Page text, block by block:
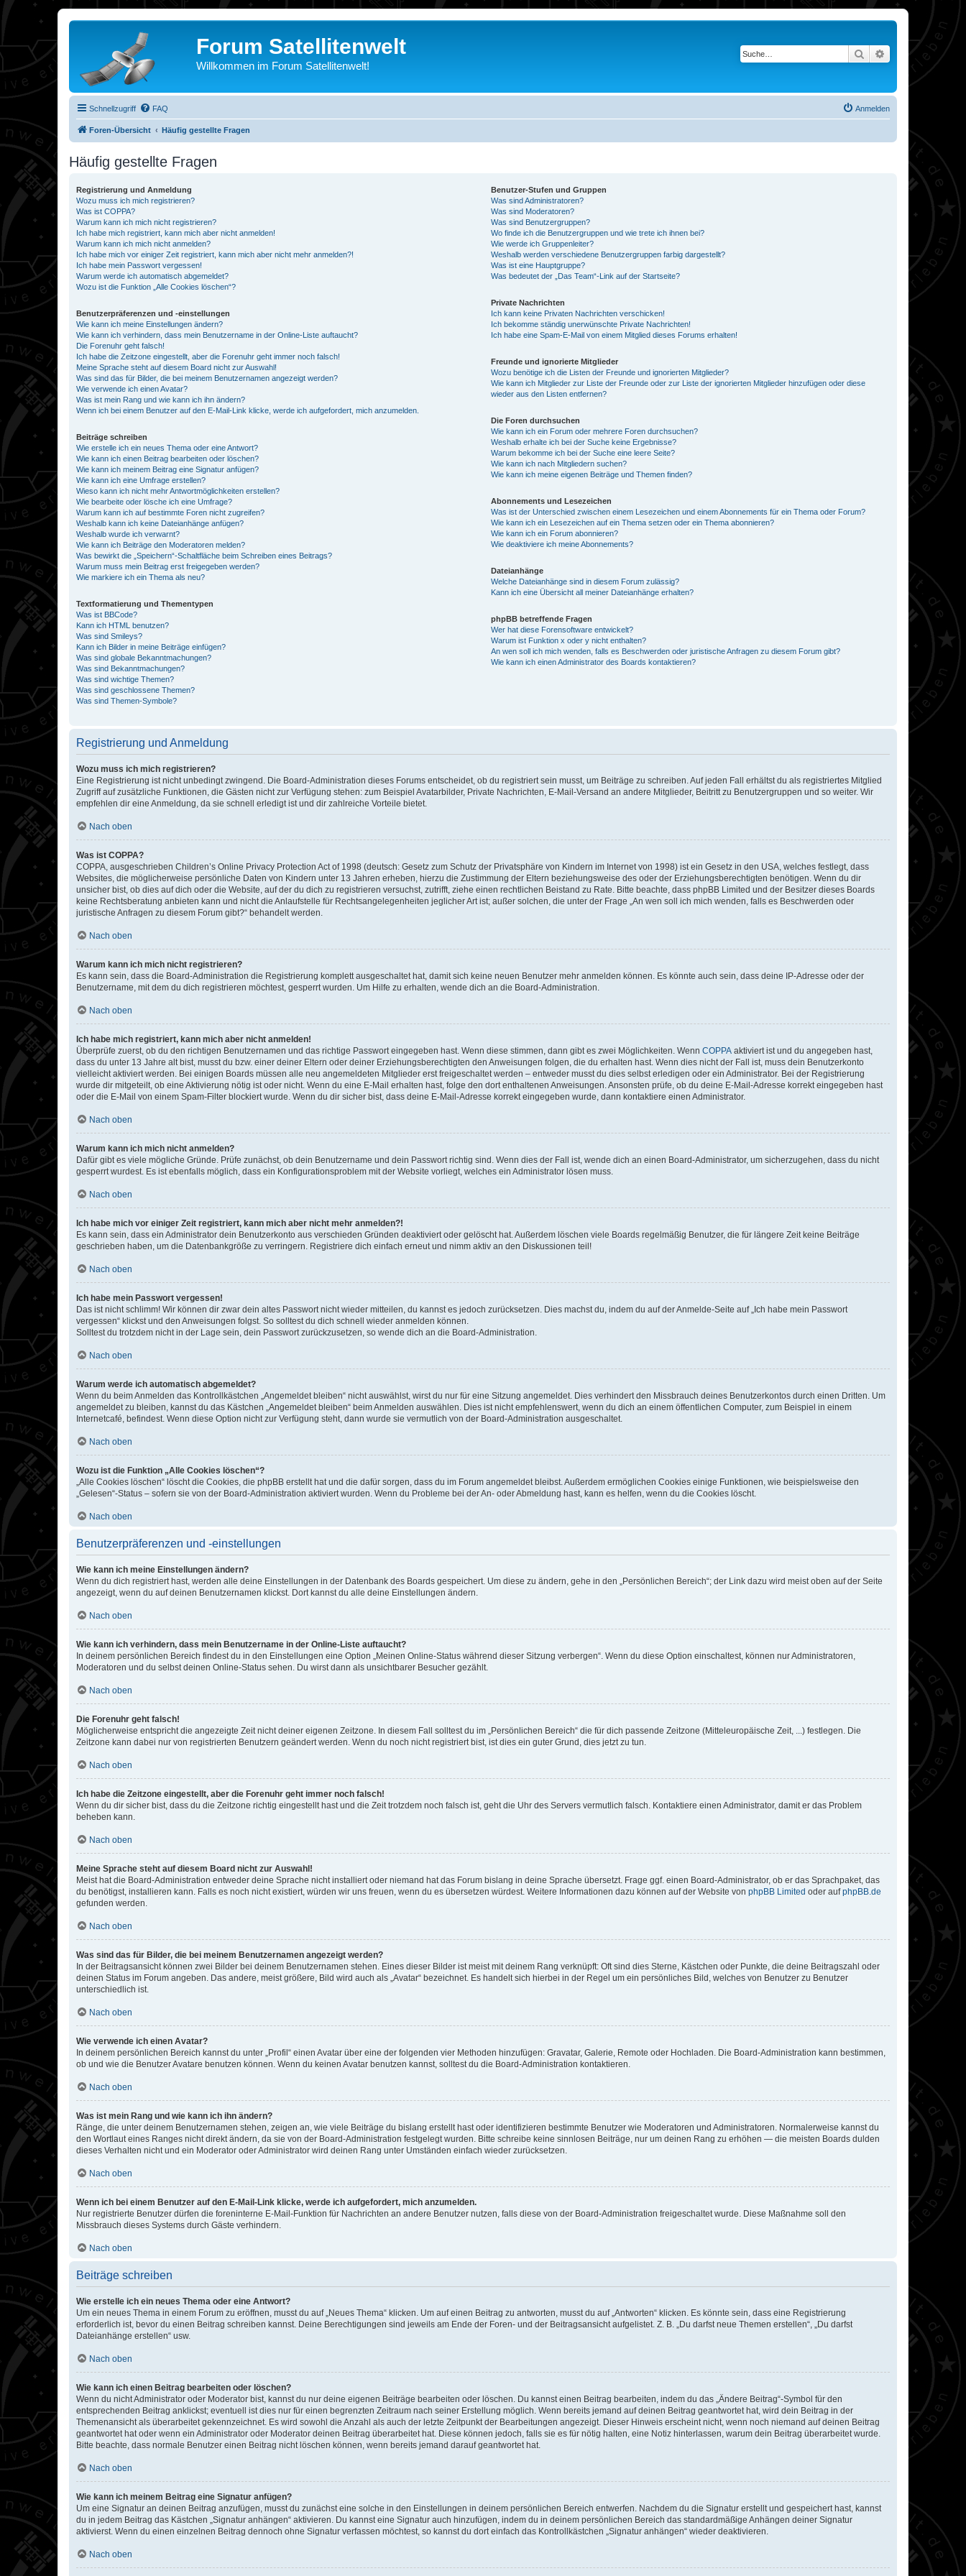
Forum Satellitenwelt
Willkommen im Forum Satellitenwelt!
Suche Erweiterte Suche
Schnellzugriff FAQ Anmelden
Foren-Übersicht Häufig gestellte Fragen
Häufig gestellte Fragen
Registrierung und Anmeldung
Wozu muss ich mich registrieren?
Was ist COPPA?
Warum kann ich mich nicht registrieren?
Ich habe mich registriert, kann mich aber nicht anmelden!
Warum kann ich mich nicht anmelden?
Ich habe mich vor einiger Zeit registriert, kann mich aber nicht mehr anmelden?!
Ich habe mein Passwort vergessen!
Warum werde ich automatisch abgemeldet?
Wozu ist die Funktion „Alle Cookies löschen“?
Benutzerpräferenzen und -einstellungen
Wie kann ich meine Einstellungen ändern?
Wie kann ich verhindern, dass mein Benutzername in der Online-Liste auftaucht?
Die Forenuhr geht falsch!
Ich habe die Zeitzone eingestellt, aber die Forenuhr geht immer noch falsch!
Meine Sprache steht auf diesem Board nicht zur Auswahl!
Was sind das für Bilder, die bei meinem Benutzernamen angezeigt werden?
Wie verwende ich einen Avatar?
Was ist mein Rang und wie kann ich ihn ändern?
Wenn ich bei einem Benutzer auf den E-Mail-Link klicke, werde ich aufgefordert, mich anzumelden.
Beiträge schreiben
Wie erstelle ich ein neues Thema oder eine Antwort?
Wie kann ich einen Beitrag bearbeiten oder löschen?
Wie kann ich meinem Beitrag eine Signatur anfügen?
Wie kann ich eine Umfrage erstellen?
Wieso kann ich nicht mehr Antwortmöglichkeiten erstellen?
Wie bearbeite oder lösche ich eine Umfrage?
Warum kann ich auf bestimmte Foren nicht zugreifen?
Weshalb kann ich keine Dateianhänge anfügen?
Weshalb wurde ich verwarnt?
Wie kann ich Beiträge den Moderatoren melden?
Was bewirkt die „Speichern“-Schaltfläche beim Schreiben eines Beitrags?
Warum muss mein Beitrag erst freigegeben werden?
Wie markiere ich ein Thema als neu?
Textformatierung und Thementypen
Was ist BBCode?
Kann ich HTML benutzen?
Was sind Smileys?
Kann ich Bilder in meine Beiträge einfügen?
Was sind globale Bekanntmachungen?
Was sind Bekanntmachungen?
Was sind wichtige Themen?
Was sind geschlossene Themen?
Was sind Themen-Symbole?
Benutzer-Stufen und Gruppen
Was sind Administratoren?
Was sind Moderatoren?
Was sind Benutzergruppen?
Wo finde ich die Benutzergruppen und wie trete ich ihnen bei?
Wie werde ich Gruppenleiter?
Weshalb werden verschiedene Benutzergruppen farbig dargestellt?
Was ist eine Hauptgruppe?
Was bedeutet der „Das Team“-Link auf der Startseite?
Private Nachrichten
Ich kann keine Privaten Nachrichten verschicken!
Ich bekomme ständig unerwünschte Private Nachrichten!
Ich habe eine Spam-E-Mail von einem Mitglied dieses Forums erhalten!
Freunde und ignorierte Mitglieder
Wozu benötige ich die Listen der Freunde und ignorierten Mitglieder?
Wie kann ich Mitglieder zur Liste der Freunde oder zur Liste der ignorierten Mitglieder hinzufügen oder diese
wieder aus den Listen entfernen?
Die Foren durchsuchen
Wie kann ich ein Forum oder mehrere Foren durchsuchen?
Weshalb erhalte ich bei der Suche keine Ergebnisse?
Warum bekomme ich bei der Suche eine leere Seite?
Wie kann ich nach Mitgliedern suchen?
Wie kann ich meine eigenen Beiträge und Themen finden?
Abonnements und Lesezeichen
Was ist der Unterschied zwischen einem Lesezeichen und einem Abonnements für ein Thema oder Forum?
Wie kann ich ein Lesezeichen auf ein Thema setzen oder ein Thema abonnieren?
Wie kann ich ein Forum abonnieren?
Wie deaktiviere ich meine Abonnements?
Dateianhänge
Welche Dateianhänge sind in diesem Forum zulässig?
Kann ich eine Übersicht all meiner Dateianhänge erhalten?
phpBB betreffende Fragen
Wer hat diese Forensoftware entwickelt?
Warum ist Funktion x oder y nicht enthalten?
An wen soll ich mich wenden, falls es Beschwerden oder juristische Anfragen zu diesem Forum gibt?
Wie kann ich einen Administrator des Boards kontaktieren?
Registrierung und Anmeldung
Wozu muss ich mich registrieren?
Eine Registrierung ist nicht unbedingt zwingend. Die Board-Administration dieses Forums entscheidet, ob du registriert sein musst, um Beiträge zu schreiben. Auf jeden Fall erhältst du als registriertes Mitglied
Zugriff auf zusätzliche Funktionen, die Gästen nicht zur Verfügung stehen: zum Beispiel Avatarbilder, Private Nachrichten, E-Mail-Versand an andere Mitglieder, Beitritt zu Benutzergruppen und so weiter. Wir
empfehlen dir eine Anmeldung, da sie schnell erledigt ist und dir zahlreiche Vorteile bietet.
Nach oben
Was ist COPPA?
COPPA, ausgeschrieben Children’s Online Privacy Protection Act of 1998 (deutsch: Gesetz zum Schutz der Privatsphäre von Kindern im Internet von 1998) ist ein Gesetz in den USA, welches festlegt, dass
Websites, die möglicherweise persönliche Daten von Kindern unter 13 Jahren erheben, hierzu die Zustimmung der Eltern beziehungsweise des oder der Erziehungsberechtigten benötigen. Wenn du dir
unsicher bist, ob dies auf dich oder die Website, auf der du dich zu registrieren versuchst, zutrifft, ziehe einen rechtlichen Beistand zu Rate. Bitte beachte, dass phpBB Limited und der Besitzer dieses Boards
keine Rechtsberatung anbieten kann und nicht die Anlaufstelle für Rechtsangelegenheiten jeglicher Art ist; außer solchen, die unter der Frage „An wen soll ich mich wenden, falls es Beschwerden oder
juristische Anfragen zu diesem Forum gibt?“ behandelt werden.
Nach oben
Warum kann ich mich nicht registrieren?
Es kann sein, dass die Board-Administration die Registrierung komplett ausgeschaltet hat, damit sich keine neuen Benutzer mehr anmelden können. Es könnte auch sein, dass deine IP-Adresse oder der
Benutzername, mit dem du dich registrieren möchtest, gesperrt wurden. Um Hilfe zu erhalten, wende dich an die Board-Administration.
Nach oben
Ich habe mich registriert, kann mich aber nicht anmelden!
Überprüfe zuerst, ob du den richtigen Benutzernamen und das richtige Passwort eingegeben hast. Wenn diese stimmen, dann gibt es zwei Möglichkeiten. Wenn COPPA aktiviert ist und du angegeben hast,
dass du unter 13 Jahre alt bist, musst du bzw. einer deiner Eltern oder deiner Erziehungsberechtigten den Anweisungen folgen, die du erhalten hast. Wenn dies nicht der Fall ist, muss dein Benutzerkonto
vielleicht aktiviert werden. Bei einigen Boards müssen alle neu angemeldeten Mitglieder erst freigeschaltet werden – entweder musst du dies selbst erledigen oder ein Administrator. Bei der Registrierung
wurde dir mitgeteilt, ob eine Aktivierung nötig ist oder nicht. Wenn du eine E-Mail erhalten hast, folge den dort enthaltenen Anweisungen. Ansonsten prüfe, ob du deine E-Mail-Adresse korrekt eingegeben hast
oder die E-Mail von einem Spam-Filter blockiert wurde. Wenn du dir sicher bist, dass deine E-Mail-Adresse korrekt eingegeben wurde, dann kontaktiere einen Administrator.
Nach oben
Warum kann ich mich nicht anmelden?
Dafür gibt es viele mögliche Gründe. Prüfe zunächst, ob dein Benutzername und dein Passwort richtig sind. Wenn dies der Fall ist, wende dich an einen Board-Administrator, um sicherzugehen, dass du nicht
gesperrt wurdest. Es ist ebenfalls möglich, dass ein Konfigurationsproblem mit der Website vorliegt, welches ein Administrator lösen muss.
Nach oben
Ich habe mich vor einiger Zeit registriert, kann mich aber nicht mehr anmelden?!
Es kann sein, dass ein Administrator dein Benutzerkonto aus verschieden Gründen deaktiviert oder gelöscht hat. Außerdem löschen viele Boards regelmäßig Benutzer, die für längere Zeit keine Beiträge
geschrieben haben, um die Datenbankgröße zu verringern. Registriere dich einfach erneut und nimm aktiv an den Diskussionen teil!
Nach oben
Ich habe mein Passwort vergessen!
Das ist nicht schlimm! Wir können dir zwar dein altes Passwort nicht wieder mitteilen, du kannst es jedoch zurücksetzen. Dies machst du, indem du auf der Anmelde-Seite auf „Ich habe mein Passwort
vergessen“ klickst und den Anweisungen folgst. So solltest du dich schnell wieder anmelden können.
Solltest du trotzdem nicht in der Lage sein, dein Passwort zurückzusetzen, so wende dich an die Board-Administration.
Nach oben
Warum werde ich automatisch abgemeldet?
Wenn du beim Anmelden das Kontrollkästchen „Angemeldet bleiben“ nicht auswählst, wirst du nur für eine Sitzung angemeldet. Dies verhindert den Missbrauch deines Benutzerkontos durch einen Dritten. Um
angemeldet zu bleiben, kannst du das Kästchen „Angemeldet bleiben“ beim Anmelden auswählen. Dies ist nicht empfehlenswert, wenn du dich an einem öffentlichen Computer, zum Beispiel in einem
Internetcafé, befindest. Wenn diese Option nicht zur Verfügung steht, dann wurde sie vermutlich von der Board-Administration ausgeschaltet.
Nach oben
Wozu ist die Funktion „Alle Cookies löschen“?
„Alle Cookies löschen“ löscht die Cookies, die phpBB erstellt hat und die dafür sorgen, dass du im Forum angemeldet bleibst. Außerdem ermöglichen Cookies einige Funktionen, wie beispielsweise den
„Gelesen“-Status – sofern sie von der Board-Administration aktiviert wurden. Wenn du Probleme bei der An- oder Abmeldung hast, kann es helfen, wenn du die Cookies löscht.
Nach oben
Benutzerpräferenzen und -einstellungen
Wie kann ich meine Einstellungen ändern?
Wenn du dich registriert hast, werden alle deine Einstellungen in der Datenbank des Boards gespeichert. Um diese zu ändern, gehe in den „Persönlichen Bereich“; der Link dazu wird meist oben auf der Seite
angezeigt, wenn du auf deinen Benutzernamen klickst. Dort kannst du alle deine Einstellungen ändern.
Nach oben
Wie kann ich verhindern, dass mein Benutzername in der Online-Liste auftaucht?
In deinem persönlichen Bereich findest du in den Einstellungen eine Option „Meinen Online-Status während dieser Sitzung verbergen“. Wenn du diese Option einschaltest, können nur Administratoren,
Moderatoren und du selbst deinen Online-Status sehen. Du wirst dann als unsichtbarer Besucher gezählt.
Nach oben
Die Forenuhr geht falsch!
Möglicherweise entspricht die angezeigte Zeit nicht deiner eigenen Zeitzone. In diesem Fall solltest du im „Persönlichen Bereich“ die für dich passende Zeitzone (Mitteleuropäische Zeit, ...) festlegen. Die
Zeitzone kann dabei nur von registrierten Benutzern geändert werden. Wenn du noch nicht registriert bist, ist dies ein guter Grund, dies jetzt zu tun.
Nach oben
Ich habe die Zeitzone eingestellt, aber die Forenuhr geht immer noch falsch!
Wenn du dir sicher bist, dass du die Zeitzone richtig eingestellt hast und die Zeit trotzdem noch falsch ist, geht die Uhr des Servers vermutlich falsch. Kontaktiere einen Administrator, damit er das Problem
beheben kann.
Nach oben
Meine Sprache steht auf diesem Board nicht zur Auswahl!
Meist hat die Board-Administration entweder deine Sprache nicht installiert oder niemand hat das Forum bislang in deine Sprache übersetzt. Frage ggf. einen Board-Administrator, ob er das Sprachpaket, das
du benötigst, installieren kann. Falls es noch nicht existiert, würden wir uns freuen, wenn du es übersetzen würdest. Weitere Informationen dazu können auf der Website von phpBB Limited oder aufphpBB.de
gefunden werden.
Nach oben
Was sind das für Bilder, die bei meinem Benutzernamen angezeigt werden?
In der Beitragsansicht können zwei Bilder bei deinem Benutzernamen stehen. Eines dieser Bilder ist meist mit deinem Rang verknüpft: Oft sind dies Sterne, Kästchen oder Punkte, die deine Beitragszahl oder
deinen Status im Forum angeben. Das andere, meist größere, Bild wird auch als „Avatar“ bezeichnet. Es handelt sich hierbei in der Regel um ein persönliches Bild, welches von Benutzer zu Benutzer
unterschiedlich ist.
Nach oben
Wie verwende ich einen Avatar?
In deinem persönlichen Bereich kannst du unter „Profil“ einen Avatar über eine der folgenden vier Methoden hinzufügen: Gravatar, Galerie, Remote oder Hochladen. Die Board-Administration kann bestimmen,
ob und wie die Benutzer Avatare benutzen können. Wenn du keinen Avatar benutzen kannst, solltest du die Board-Administration kontaktieren.
Nach oben
Was ist mein Rang und wie kann ich ihn ändern?
Ränge, die unter deinem Benutzernamen stehen, zeigen an, wie viele Beiträge du bislang erstellt hast oder identifizieren bestimmte Benutzer wie Moderatoren und Administratoren. Normalerweise kannst du
den Wortlaut eines Ranges nicht direkt ändern, da sie von der Board-Administration festgelegt wurden. Bitte schreibe keine sinnlosen Beiträge, nur um deinen Rang zu erhöhen — die meisten Boards dulden
dieses Verhalten nicht und ein Moderator oder Administrator wird deinen Rang unter Umständen einfach wieder zurücksetzen.
Nach oben
Wenn ich bei einem Benutzer auf den E-Mail-Link klicke, werde ich aufgefordert, mich anzumelden.
Nur registrierte Benutzer dürfen die foreninterne E-Mail-Funktion für Nachrichten an andere Benutzer nutzen, falls diese von der Board-Administration freigeschaltet wurde. Diese Maßnahme soll den
Missbrauch dieses Systems durch Gäste verhindern.
Nach oben
Beiträge schreiben
Wie erstelle ich ein neues Thema oder eine Antwort?
Um ein neues Thema in einem Forum zu eröffnen, musst du auf „Neues Thema“ klicken. Um auf einen Beitrag zu antworten, musst du auf „Antworten“ klicken. Es könnte sein, dass eine Registrierung
erforderlich ist, bevor du einen Beitrag schreiben kannst. Deine Berechtigungen sind jeweils am Ende der Foren- und der Beitragsansicht aufgelistet. Z. B. „Du darfst neue Themen erstellen“, „Du darfst
Dateianhänge erstellen“ usw.
Nach oben
Wie kann ich einen Beitrag bearbeiten oder löschen?
Wenn du nicht Administrator oder Moderator bist, kannst du nur deine eigenen Beiträge bearbeiten oder löschen. Du kannst einen Beitrag bearbeiten, indem du das „Ändere Beitrag“-Symbol für den
entsprechenden Beitrag anklickst; eventuell ist dies nur für einen begrenzten Zeitraum nach seiner Erstellung möglich. Wenn bereits jemand auf deinen Beitrag geantwortet hat, wird dein Beitrag in der
Themenansicht als überarbeitet gekennzeichnet. Es wird sowohl die Anzahl als auch der letzte Zeitpunkt der Bearbeitungen angezeigt. Dieser Hinweis erscheint nicht, wenn noch niemand auf deinen Beitrag
geantwortet hat oder wenn ein Administrator oder Moderator deinen Beitrag überarbeitet hat. Diese können jedoch, falls sie es für nötig halten, eine Notiz hinterlassen, warum dein Beitrag überarbeitet wurde.
Bitte beachte, dass normale Benutzer einen Beitrag nicht löschen können, wenn bereits jemand darauf geantwortet hat.
Nach oben
Wie kann ich meinem Beitrag eine Signatur anfügen?
Um eine Signatur an deinen Beitrag anzufügen, musst du zunächst eine solche in den Einstellungen in deinem persönlichen Bereich entwerfen. Nachdem du die Signatur erstellt und gespeichert hast, kannst
du in jedem Beitrag das Kästchen „Signatur anhängen“ aktivieren. Du kannst eine Signatur auch hinzufügen, indem du in deinem persönlichen Bereich das standardmäßige Anhängen deiner Signatur
aktivierst. Wenn du einen einzelnen Beitrag dennoch ohne Signatur verfassen möchtest, so kannst du dort einfach das Kontrollkästchen „Signatur anhängen“ wieder deaktivieren.
Nach oben